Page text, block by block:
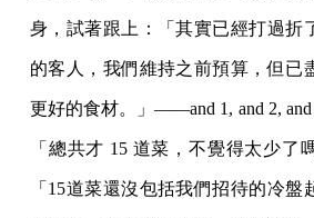
身，試著跟上：「其實已經打過折
的客人，我們維持之前預算，但已
更好的食材。」——and 1, and 2,
「總共才 15 道菜，不覺得太少了
「15道菜還沒包括我們招待的冷